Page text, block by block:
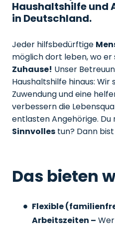
Haushaltshilfe und
in Deutschland.
Jeder hilfsbedürftige
möglich dort leben, wo
Zuhause! Unser
Haushaltshilfe hinaus: Wir
Zuwendung und eine
verbessern die
entlasten Angehörige.
Sinnvolles tun? Dann
Das bieten
Flexible
Arbeitszeiten –